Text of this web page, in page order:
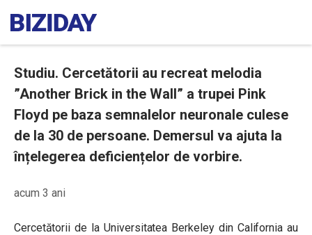
Studiu. Cercetătorii au recreat melodia
”Another Brick in the Wall” a trupei Pink
Floyd pe baza semnalelor neuronale culese
de la 30 de persoane. Demersul va ajuta la
înțelegerea deficiențelor de vorbire.
acum 3 ani
Cercetătorii de la Universitatea Berkeley din California au